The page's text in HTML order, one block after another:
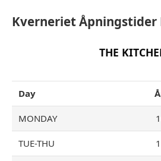
KvernerietÅpningstider
THE
Day
MONDAY
TUE-THU